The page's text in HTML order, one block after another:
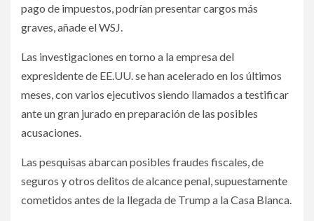
pago de impuestos, podrían presentar cargos más
graves, añade el WSJ.
Las investigaciones en torno a la empresa del
expresidente de EE.UU. se han acelerado en los últimos
meses, con varios ejecutivos siendo llamados a testificar
ante un gran jurado en preparación de las posibles
acusaciones.
Las pesquisas abarcan posibles fraudes fiscales, de
seguros y otros delitos de alcance penal, supuestamente
cometidos antes de la llegada de Trump a la Casa Blanca.